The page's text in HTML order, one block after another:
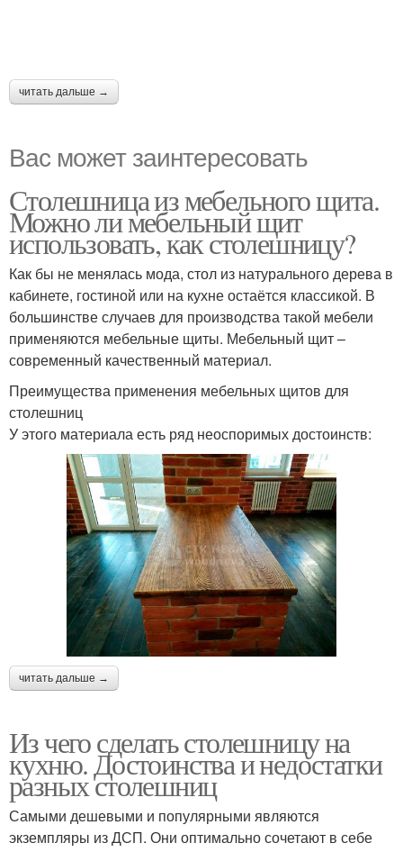
читать дальше →
Вас может заинтересовать
Столешница из мебельного щита.
Можно ли мебельный щит
использовать, как столешницу?
Как бы не менялась мода, стол из натурального дерева в
кабинете, гостиной или на кухне остаётся классикой. В
большинстве случаев для производства такой мебели
применяются мебельные щиты. Мебельный щит –
современный качественный материал.
Преимущества применения мебельных щитов для
столешниц
У этого материала есть ряд неоспоримых достоинств:
читать дальше →
Из чего сделать столешницу на
кухню. Достоинства и недостатки
разных столешниц
Самыми дешевыми и популярными являются
экземпляры из ДСП. Они оптимально сочетают в себе